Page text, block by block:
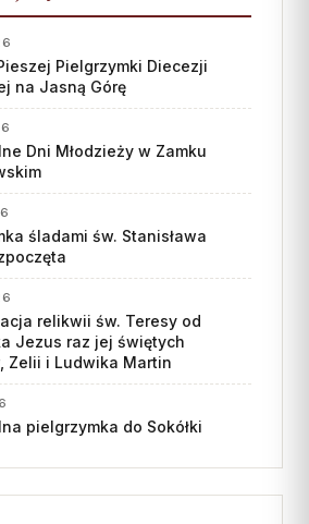
Pielgrzymki Diecezji
na Jasną Górę
Dni Młodzieży w Zamku
śladami św. Stanisława
relikwii św. Teresy od
Jezus raz jej świętych
Zelii i Ludwika Martin
pielgrzymka do Sokółki